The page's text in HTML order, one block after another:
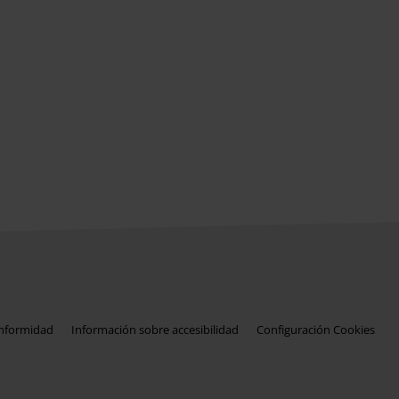
Información sobre accesibilidad Configuración Cookies